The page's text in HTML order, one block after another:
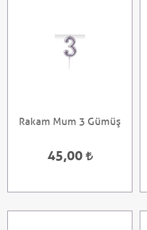
Rakam Mum 3 Gümüş
45,00